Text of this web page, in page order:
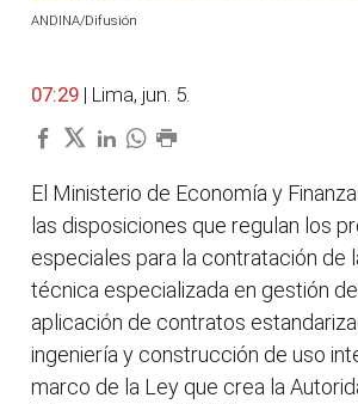
ANDINA/Difusión
07:29 | Lima, jun. 5.
El Ministerio de Economía y
las disposiciones que regulan los
especiales para la contratación de
técnica especializada en gestión
aplicación de contratos
ingeniería y construcción de uso
marco de la Ley que crea la